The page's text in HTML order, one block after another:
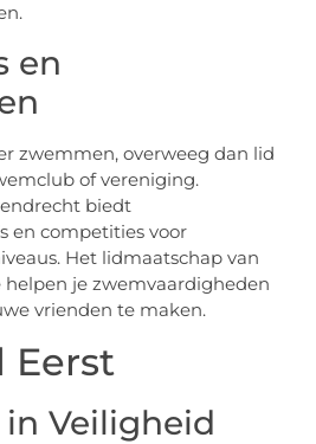
en
zwemmen, overweeg dan lid
of vereniging.
biedt
en competities voor
Het lidmaatschap van
je zwemvaardigheden
vrienden te maken.
Eerst
Veiligheid